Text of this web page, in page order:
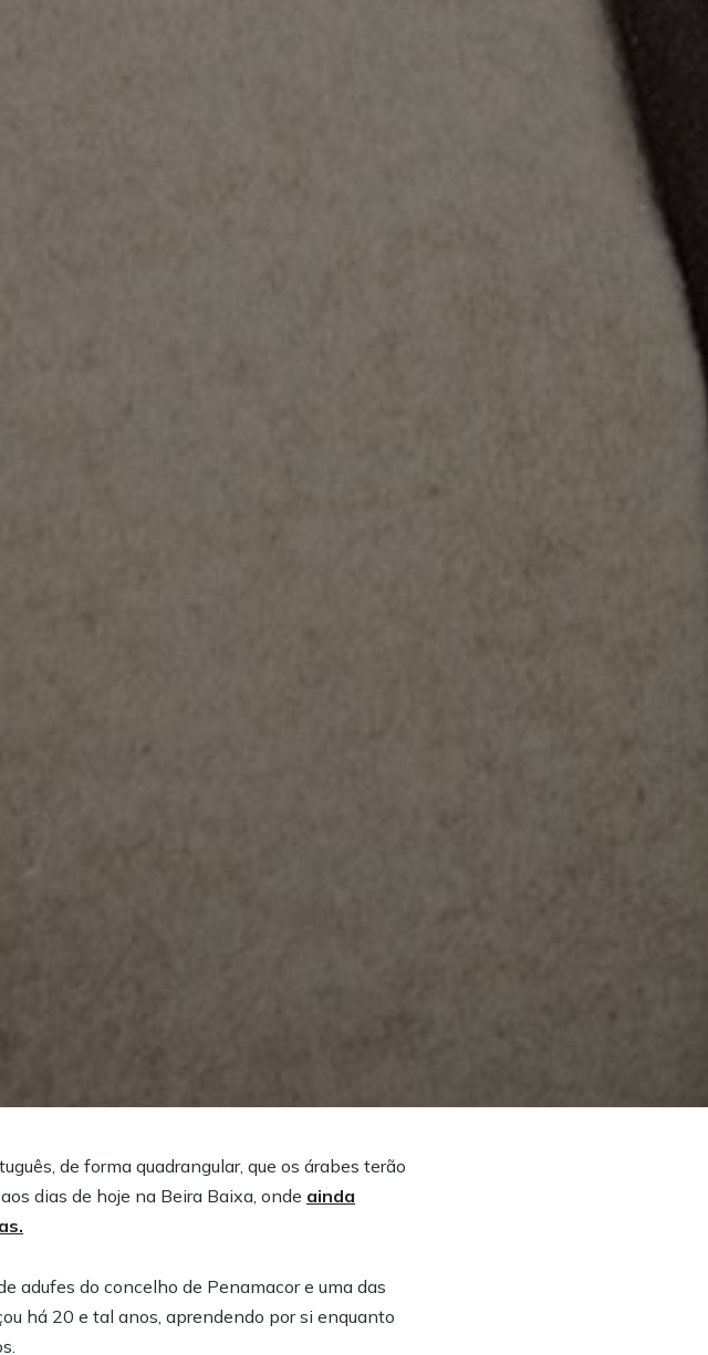
de forma quadrangular, que os árabes terão
dias de hoje na Beira Baixa, onde ainda
adufes do concelho de Penamacor e uma das
há 20 e tal anos, aprendendo por si enquanto